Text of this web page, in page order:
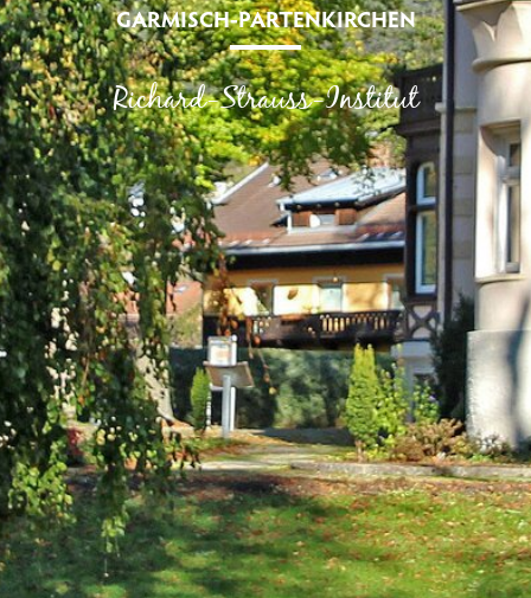
GARMISCH-PARTENKIRCHEN
Richard-Strauss-Institut